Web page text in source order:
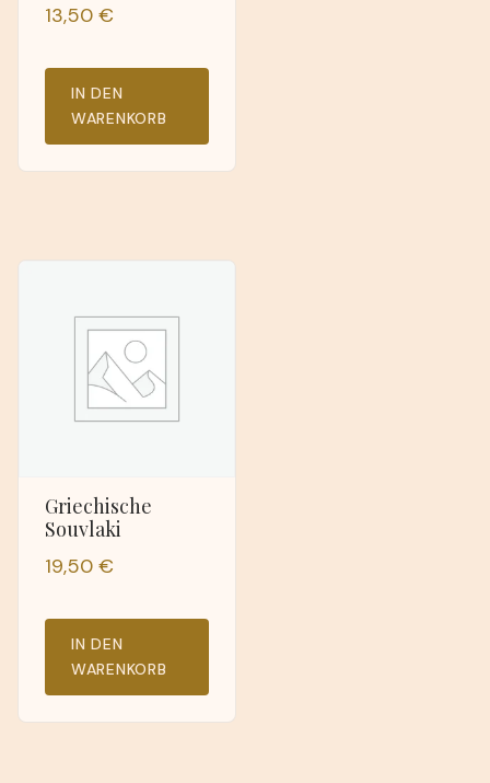
13,50 €
IN DEN
WARENKORB
Griechische
Souvlaki
19,50 €
IN DEN
WARENKORB